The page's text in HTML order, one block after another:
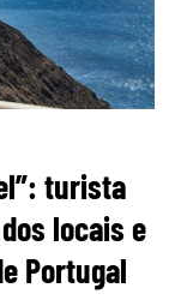
turista
locais e
Portugal